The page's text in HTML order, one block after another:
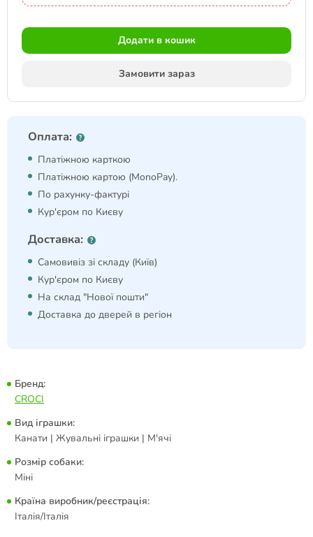
Додати в кошик
Замовити зараз
Оплата:
Платіжною карткою
Платіжною картою (MonoPay).
По рахунку-фактурі
Кур'єром по Києву
Доставка:
Самовивіз зі складу (Київ)
Кур'єром по Києву
На склад "Нової пошти"
Доставка до дверей в регіон
Бренд:
CROCI
Вид іграшки:
Канати | Жувальні іграшки | М'ячі
Розмір собаки:
Міні
Країна виробник/реєстрація:
Італія/Італія